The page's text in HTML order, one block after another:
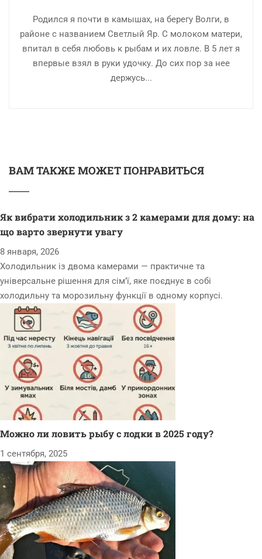
Родился я почти в камышах, на берегу Волги, в
районе с названием Светлый Яр. С молоком матери,
впитал в себя любовь к рыбам и их ловле. В 5 лет я
впервые взял в руки удочку. До сих пор за нее
держусь...
ВАМ ТАКЖЕ МОЖЕТ ПОНРАВИТЬСЯ
Як вибрати холодильник з 2 камерами для дому: на
що варто звернути увагу
8 января, 2026
Холодильник із двома камерами — практичне та
універсальне рішення для сім’ї, яке поєднує в собі
холодильну та морозильну функції в одному корпусі.
Можно ли ловить рыбу с лодки в 2025 году?
1 сентября, 2025